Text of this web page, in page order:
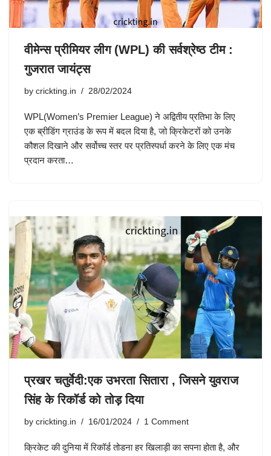
वीमेन्स प्रीमियर लीग (WPL) की सर्वश्रेष्ठ टीम :
गुजरात जायंट्स
by crickting.in 28/02/2024
WPL(Women’s Premier League) ने अद्वितीय प्रतिभा के लिए
एक ब्रीडिंग ग्राउंड के रूप में बदल दिया है, जो क्रिकेटरों को उनके
कौशल दिखाने और सर्वोच्च स्तर पर प्रतिस्पर्धा करने के लिए एक मंच
प्रदान करता…
प्रखर चतुर्वेदी:एक उभरता सितारा , जिसने युवराज
सिंह के रिकॉर्ड को तोड़ दिया
by crickting.in 16/01/2024 1 Comment
क्रिकेट की दुनिया में रिकॉर्ड तोडना हर खिलाड़ी का सपना होता है, और